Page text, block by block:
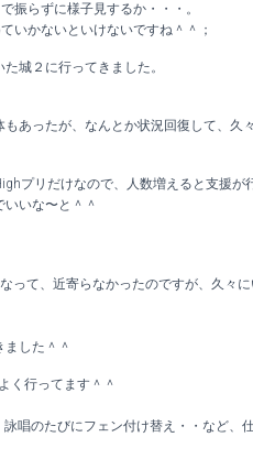
振らずに様子見するか・・・。
いかないといけないですね＾＾；
城２に行ってきました。
あったが、なんとか状況回復して、久
プリだけなので、人数増えると支援が
いな〜と＾＾
って、近寄らなかったのですが、久々
した＾＾
く行ってます＾＾
唱のたびにフェン付け替え・・など、